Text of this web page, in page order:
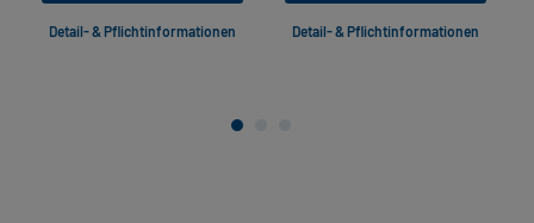
Detail- & Pflichtinformationen Detail- & Pflichtinformationen